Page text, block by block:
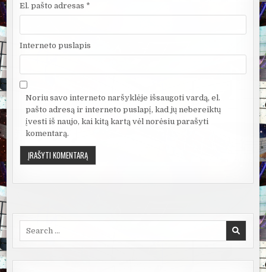
El. pašto adresas *
Interneto puslapis
Noriu savo interneto naršyklėje išsaugoti vardą, el.
pašto adresą ir interneto puslapį, kad jų nebereiktų
įvesti iš naujo, kai kitą kartą vėl norėsiu parašyti
komentarą.